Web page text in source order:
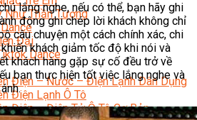
Như Thần Tượng
Đại
Dance
Điện – Nước – Điện Lạnh Dân Dụng
Điện Lạnh Ô Tô
Điện – Điện Tử Ô Tô Cơ Bản
lắng nghe, nếu có thể, bạn hãy ghi
động ghi chép lời khách không chỉ
câu chuyện một cách chính xác, chi
khách giảm tốc độ khi nói và
khách hàng gặp sự cố đều trở về
bạn thực hiện tốt việc lắng nghe và